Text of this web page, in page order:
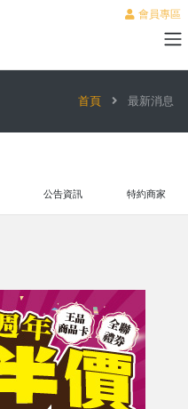
會員專區
首頁 最新消息
公告資訊 特約商家